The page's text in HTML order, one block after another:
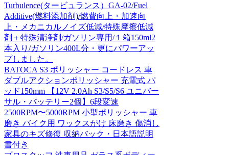
Turbulence(タービュランス）GA-02/Fuel
Additive(燃料添加剤)/燃費向上・加速向
上・メカニカルノイズ低減/特殊摩擦低減
剤＋特殊清浄剤/ガソリン専用/１箱150ml2
本入り/ガソリン400L分・更にパワーアッ
プしました。
BATOCA S3 ポリッシャー コードレス 車
ダブルアクションポリッシャー 充電式 パ
ッド150mm 【12V 2.0Ah S3/S5/S6 ユニバー
サル・バッテリー2個】6段変速
2500RPM〜5000RPM 小型ポリッシャー 車
磨き バイク用 ワックスがけ 床磨き 傷消し
家具のキズ修復 収納バック・日本語説明
書付き